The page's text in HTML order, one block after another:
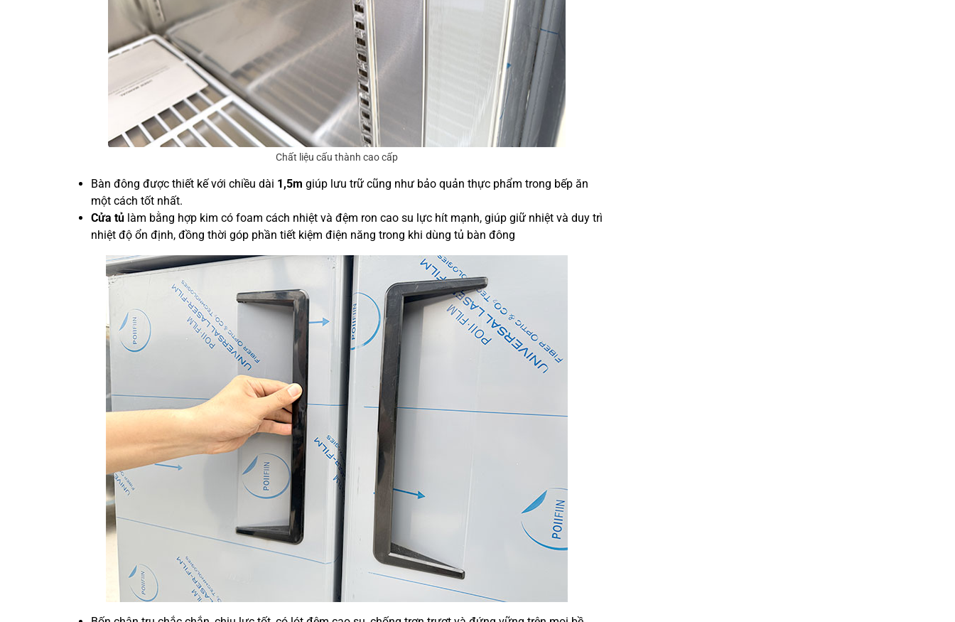
Chất liệu cấu thành cao cấp
Bàn đông được thiết kế với chiều dài 1,5m giúp lưu trữ cũng như bảo quản thực phẩm trong bếp ăn
một cách tốt nhất.
Cửa tủ làm bằng hợp kim có foam cách nhiệt và đệm ron cao su lực hít mạnh, giúp giữ nhiệt và duy trì
nhiệt độ ổn định, đồng thời góp phần tiết kiệm điện năng trong khi dùng tủ bàn đông